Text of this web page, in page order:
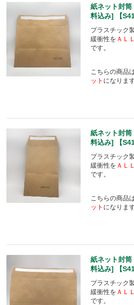
紙ネット封
料込み] 【
プラスチック
緩衝性を ＡＬ
です。
こちらの商品
ット になります
紙ネット封
料込み] 【
プラスチック
緩衝性を ＡＬ
です。
こちらの商品
ット になります
紙ネット封
料込み] 【
プラスチック
緩衝性を ＡＬ
です。